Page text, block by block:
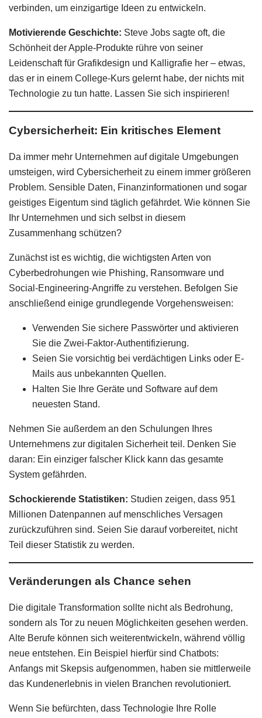
verbinden, um einzigartige Ideen zu entwickeln.
Motivierende Geschichte: Steve Jobs sagte oft, die
Schönheit der Apple-Produkte rühre von seiner
Leidenschaft für Grafikdesign und Kalligrafie her – etwas,
das er in einem College-Kurs gelernt habe, der nichts mit
Technologie zu tun hatte. Lassen Sie sich inspirieren!
Cybersicherheit: Ein kritisches Element
Da immer mehr Unternehmen auf digitale Umgebungen
umsteigen, wird Cybersicherheit zu einem immer größeren
Problem. Sensible Daten, Finanzinformationen und sogar
geistiges Eigentum sind täglich gefährdet. Wie können Sie
Ihr Unternehmen und sich selbst in diesem
Zusammenhang schützen?
Zunächst ist es wichtig, die wichtigsten Arten von
Cyberbedrohungen wie Phishing, Ransomware und
Social-Engineering-Angriffe zu verstehen. Befolgen Sie
anschließend einige grundlegende Vorgehensweisen:
Verwenden Sie sichere Passwörter und aktivieren
Sie die Zwei-Faktor-Authentifizierung.
Seien Sie vorsichtig bei verdächtigen Links oder E-
Mails aus unbekannten Quellen.
Halten Sie Ihre Geräte und Software auf dem
neuesten Stand.
Nehmen Sie außerdem an den Schulungen Ihres
Unternehmens zur digitalen Sicherheit teil. Denken Sie
daran: Ein einziger falscher Klick kann das gesamte
System gefährden.
Schockierende Statistiken: Studien zeigen, dass 951
Millionen Datenpannen auf menschliches Versagen
zurückzuführen sind. Seien Sie darauf vorbereitet, nicht
Teil dieser Statistik zu werden.
Veränderungen als Chance sehen
Die digitale Transformation sollte nicht als Bedrohung,
sondern als Tor zu neuen Möglichkeiten gesehen werden.
Alte Berufe können sich weiterentwickeln, während völlig
neue entstehen. Ein Beispiel hierfür sind Chatbots:
Anfangs mit Skepsis aufgenommen, haben sie mittlerweile
das Kundenerlebnis in vielen Branchen revolutioniert.
Wenn Sie befürchten, dass Technologie Ihre Rolle